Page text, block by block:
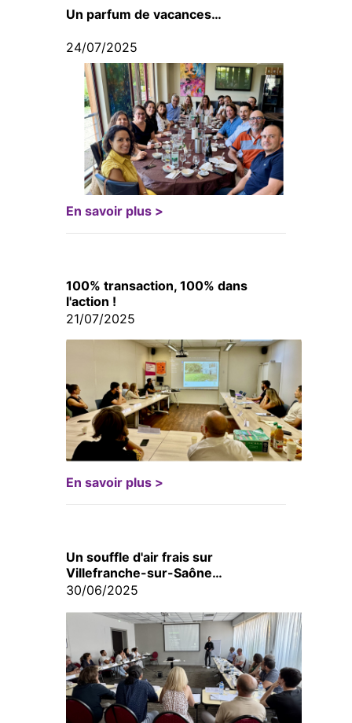
Un parfum de vacances…
24/07/2025
En savoir plus >
100% transaction, 100% dans
l'action !
21/07/2025
En savoir plus >
Un souffle d'air frais sur
Villefranche-sur-Saône…
30/06/2025